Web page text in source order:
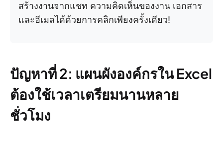
สร้างงานจากแชท ความคิดเห็นของงาน เอกสาร
และอีเมลได้ด้วยการคลิกเพียงครั้งเดียว!
ปัญหาที่ 2: แผนผังองค์กรใน Excel
ต้องใช้เวลาเตรียมนานหลาย
ชั่วโมง